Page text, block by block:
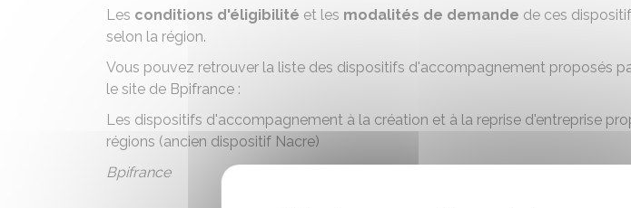
Les conditions d'éligibilité et les modalités de demande de ces
selon la région.
Vous pouvez retrouver la liste des dispositifs d'accompagnement proposés
le site de Bpifrance :
Les dispositifs d'accompagnement à la création et à la reprise d'entreprise
régions (ancien dispositif Nacre)
Bpifrance